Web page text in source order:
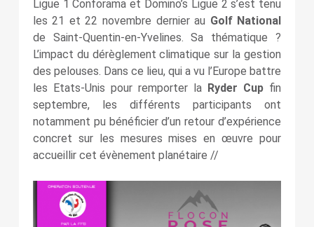
Ligue 1 Conforama et Domino’s Ligue 2 s’est tenu
les 21 et 22 novembre dernier au Golf National
de Saint-Quentin-en-Yvelines. Sa thématique ?
L’impact du dérèglement climatique sur la gestion
des pelouses. Dans ce lieu, qui a vu l’Europe battre
les Etats-Unis pour remporter la Ryder Cup fin
septembre, les différents participants ont
notamment pu bénéficier d’un retour d’expérience
concret sur les mesures mises en œuvre pour
accueillir cet évènement planétaire //